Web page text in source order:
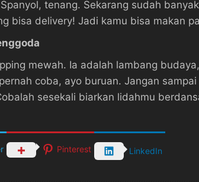
tenang. Sekarang sudah
bisa delivery! Jadi kamu bisa makan
mewah. Ia adalah lambang
coba, ayo buruan. Jangan
sesekali biarkan lidahmu
Pinterest LinkedIn